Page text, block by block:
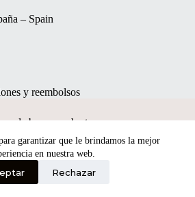
garantizar que le brindamos la mejor
en nuestra web.
Rechazar
– Spain
y reembolsos
made byanyweb.pt